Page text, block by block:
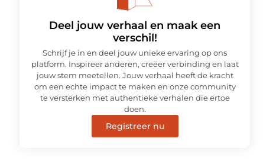
Deel jouw verhaal en maak een
verschil!
Schrijf je in en deel jouw unieke ervaring op ons
platform. Inspireer anderen, creëer verbinding en laat
jouw stem meetellen. Jouw verhaal heeft de kracht
om een echte impact te maken en onze community
te versterken met authentieke verhalen die ertoe
doen.
Registreer nu